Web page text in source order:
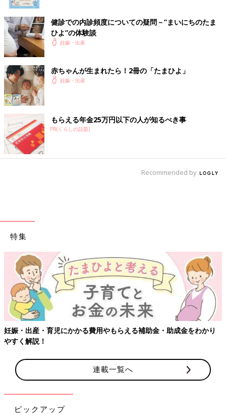
健診での内診頻度についての疑問－”まいにちのたま
ひよ”の体験談
妊娠・出産
赤ちゃんが生まれたら！2冊の「たまひよ」
妊娠・出産
もらえる年金25万円以下の人が知るべき事
PR(くらしの話題)
Recommended by
特集
【ワクチン接種できるものも】妊婦の感染症対策、知っておいて！
連載一覧へ
ピックアップ